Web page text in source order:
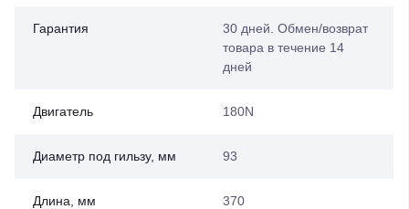
Гарантия
30 дней. Обмен/возврат
товара в течение 14
дней
Двигатель 180N
Диаметр под гильзу, мм 93
Длина, мм 370